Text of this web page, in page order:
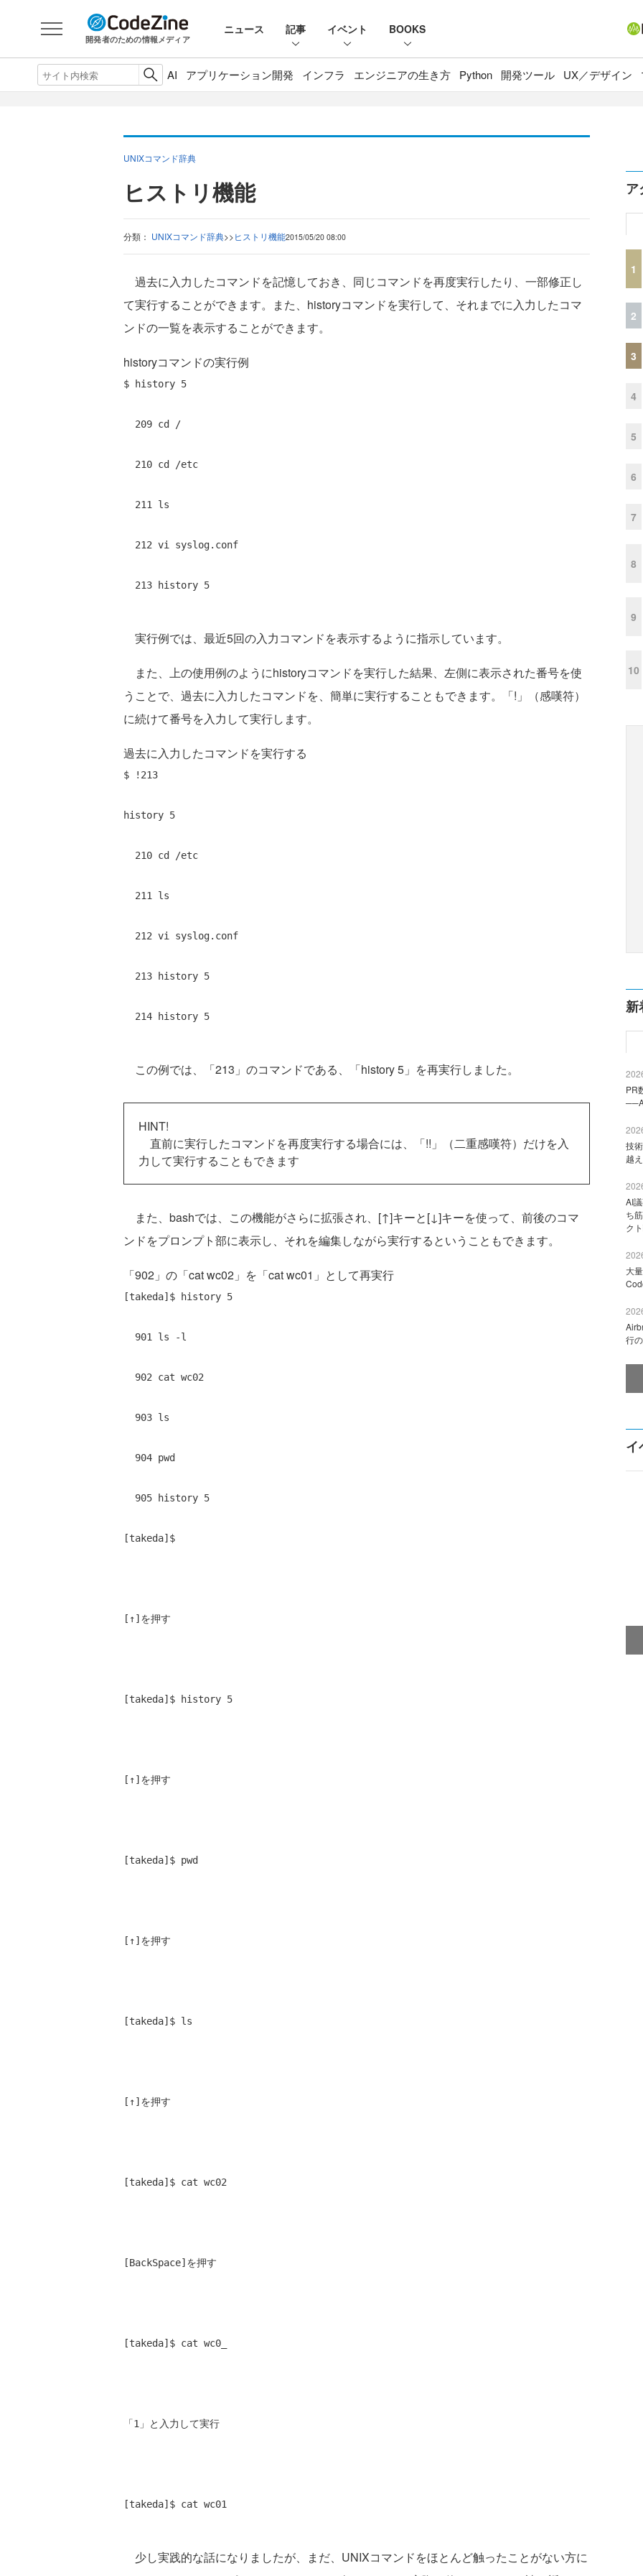
開発者のための情報メディア
ニュース 記事 イベント BOOKS
AI アプリケーション開発 インフラ エンジニアの生き方 Python 開発ツール UX／デザイン
UNIXコマンド辞典
ヒストリ機能
分類： UNIXコマンド辞典>>ヒストリ機能2015/05/20 08:00
過去に入力したコマンドを記憶しておき、同じコマンドを再度実行したり、一部修正し
て実行することができます。また、historyコマンドを実行して、それまでに入力したコマ
ンドの一覧を表示することができます。
historyコマンドの実行例
$ history 5
  209 cd /
  210 cd /etc
  211 ls
  212 vi syslog.conf
  213 history 5
実行例では、最近5回の入力コマンドを表示するように指示しています。
また、上の使用例のようにhistoryコマンドを実行した結果、左側に表示された番号を使
うことで、過去に入力したコマンドを、簡単に実行することもできます。「!」（感嘆符）
に続けて番号を入力して実行します。
過去に入力したコマンドを実行する
$ !213
history 5
  210 cd /etc
  211 ls
  212 vi syslog.conf
  213 history 5
  214 history 5
この例では、「213」のコマンドである、「history 5」を再実行しました。
HINT!
直前に実行したコマンドを再度実行する場合には、「!!」（二重感嘆符）だけを入
力して実行することもできます
また、bashでは、この機能がさらに拡張され、[↑]キーと[↓]キーを使って、前後のコマ
ンドをプロンプト部に表示し、それを編集しながら実行するということもできます。
「902」の「cat wc02」を「cat wc01」として再実行
[takeda]$ history 5
  901 ls -l
  902 cat wc02
  903 ls
  904 pwd
  905 history 5
[takeda]$
[↑]を押す
[takeda]$ history 5
[↑]を押す
[takeda]$ pwd
[↑]を押す
[takeda]$ ls
[↑]を押す
[takeda]$ cat wc02
[BackSpace]を押す
[takeda]$ cat wc0_
「1」と入力して実行
[takeda]$ cat wc01
少し実践的な話になりましたが、まだ、UNIXコマンドをほとんど触ったことがない方に
ア
1
2
3
4
5
6
7
8
9
10
新
PR
技
越
AI
ち
ク
大
行
イ